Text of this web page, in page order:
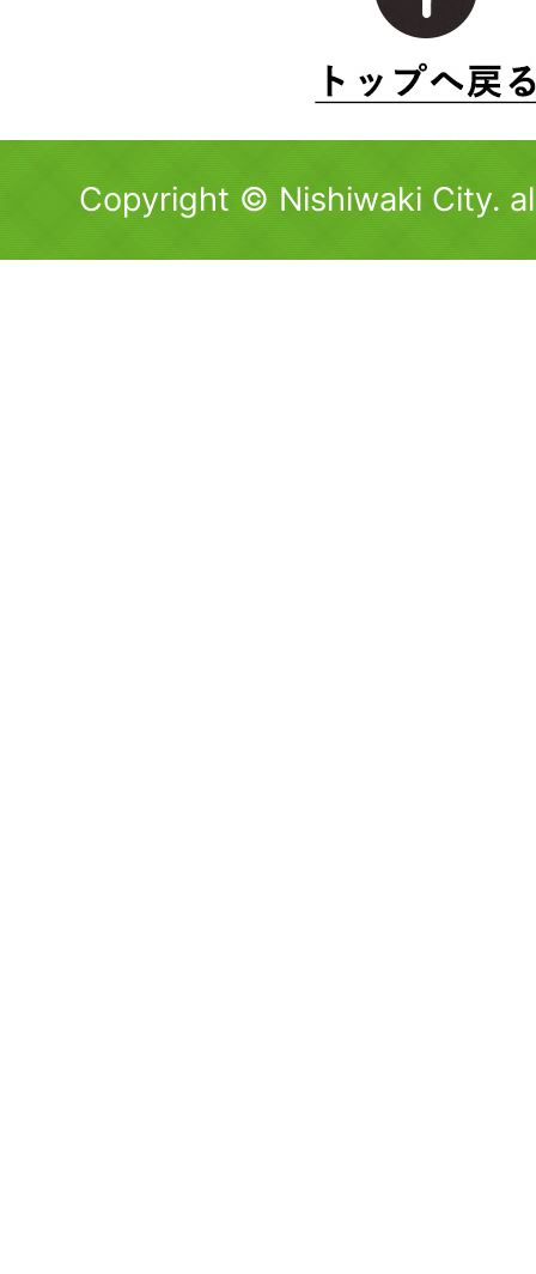
Copyright © Nishiwaki City.